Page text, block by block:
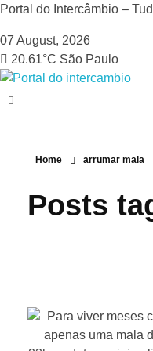
Portal do Intercâmbio –
07 August, 2026
20.61°C São Paulo
Portal do Intercâmbio
Tudo sobre o mundo do Intercâmbio
Home arrumar mala
Posts